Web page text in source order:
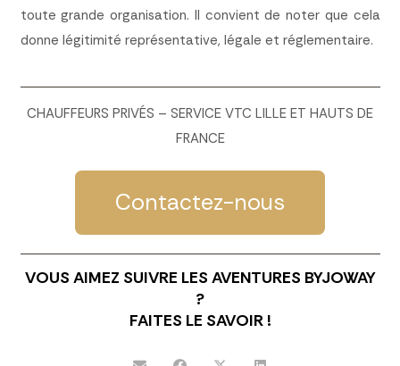
toute grande organisation. Il convient de noter que cela
donne légitimité représentative, légale et réglementaire.
CHAUFFEURS PRIVÉS – SERVICE VTC LILLE ET HAUTS DE
FRANCE
Contactez-nous
VOUS AIMEZ SUIVRE LES AVENTURES BYJOWAY
?
FAITES LE SAVOIR !